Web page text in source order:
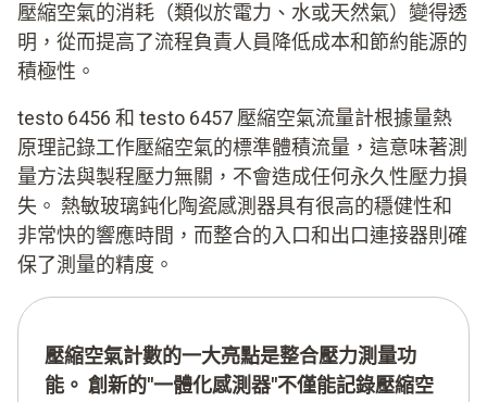
壓縮空氣的消耗（類似於電力、水或天然氣）變得透
明，從而提高了流程負責人員降低成本和節約能源的
積極性。
testo 6456 和 testo 6457 壓縮空氣流量計根據量熱
原理記錄工作壓縮空氣的標準體積流量，這意味著測
量方法與製程壓力無關，不會造成任何永久性壓力損
失。 熱敏玻璃鈍化陶瓷感測器具有很高的穩健性和
非常快的響應時間，而整合的入口和出口連接器則確
保了測量的精度。
壓縮空氣計數的一大亮點是整合壓力測量功
能。 創新的"一體化感測器"不僅能記錄壓縮空